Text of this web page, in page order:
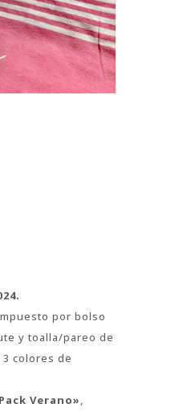
por bolso
y toalla/pareo de
3 colores de
Verano»,